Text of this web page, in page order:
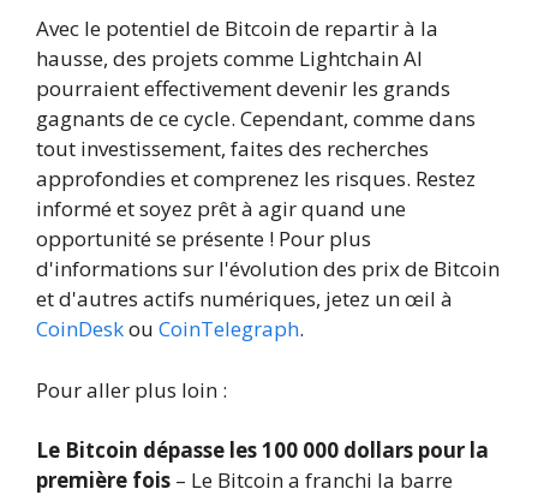
Avec le potentiel de Bitcoin de repartir à la
hausse, des projets comme Lightchain AI
pourraient effectivement devenir les grands
gagnants de ce cycle. Cependant, comme dans
tout investissement, faites des recherches
approfondies et comprenez les risques. Restez
informé et soyez prêt à agir quand une
opportunité se présente ! Pour plus
d'informations sur l'évolution des prix de Bitcoin
et d'autres actifs numériques, jetez un œil à
CoinDeskou CoinTelegraph.
Pour aller plus loin :
Le Bitcoin dépasse les 100 000 dollars pour la
première fois – Le Bitcoin a franchi la barre